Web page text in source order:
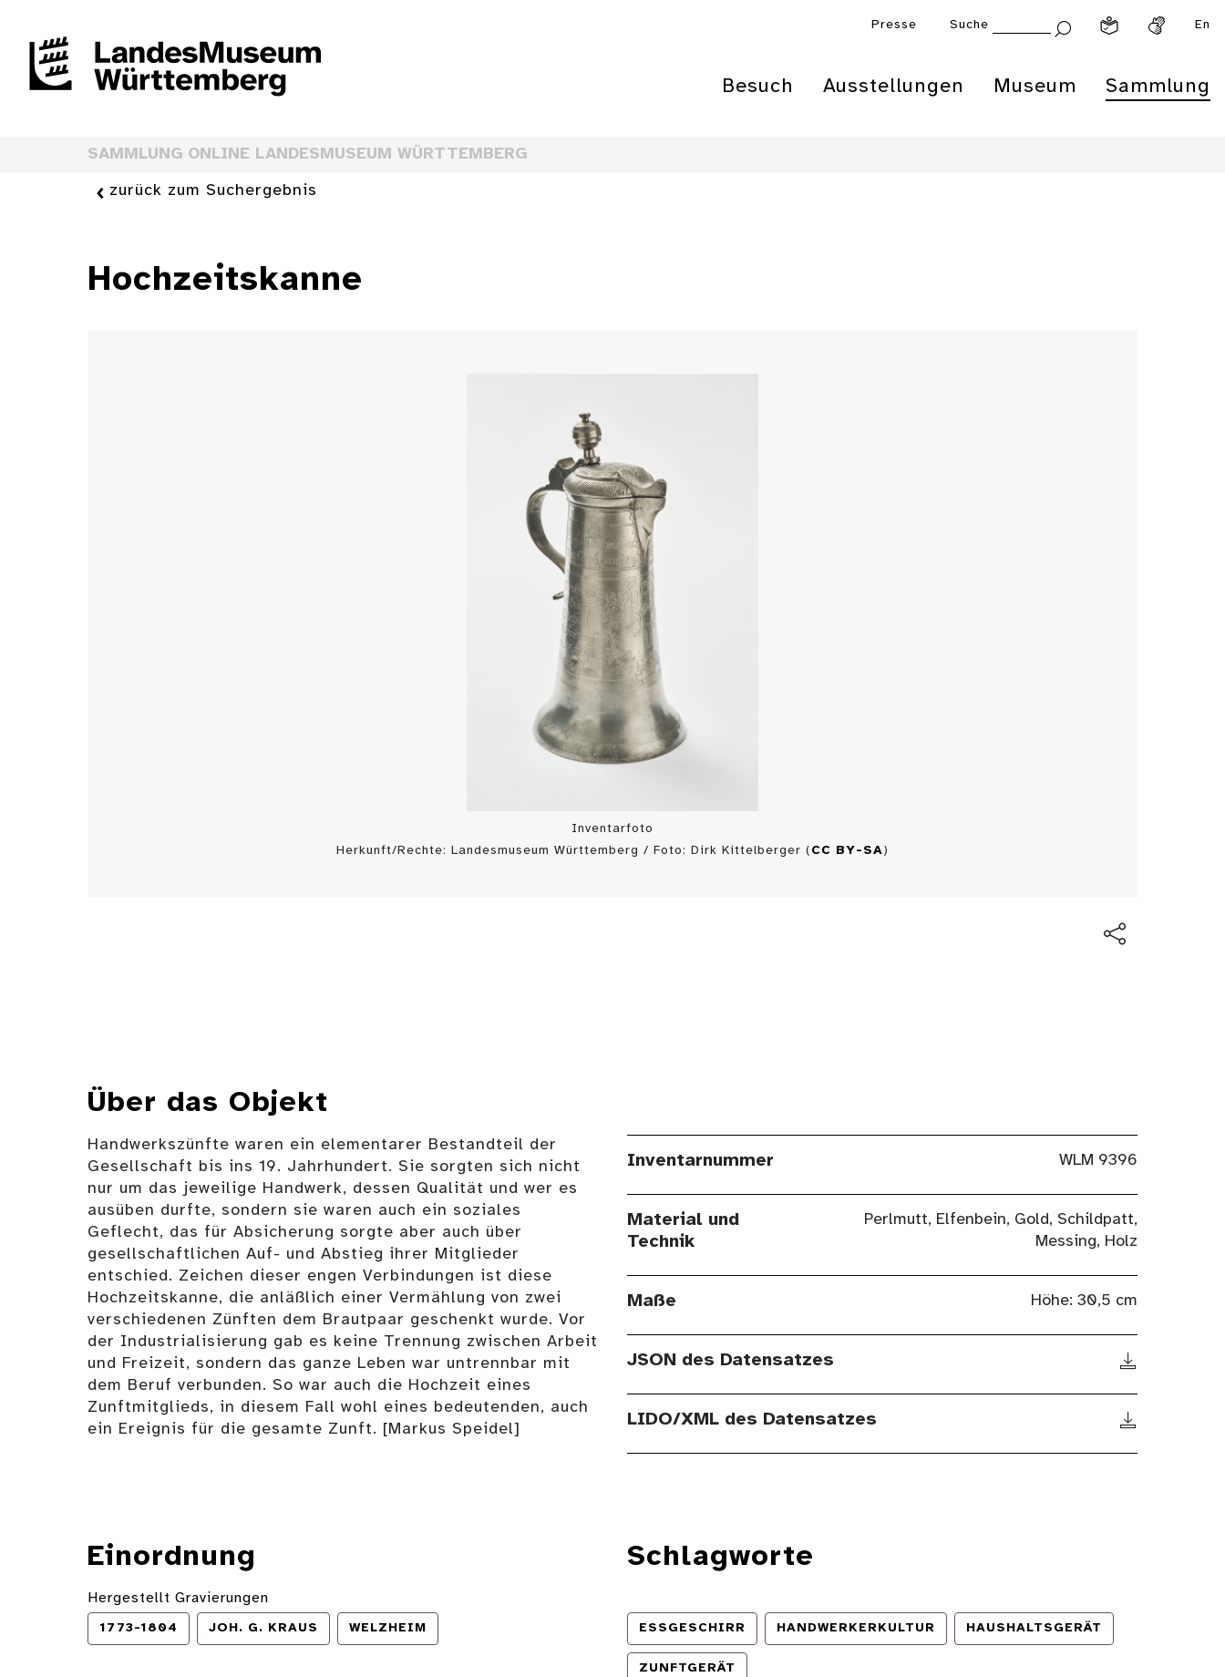
Presse Suche En
Besuch Ausstellungen Museum Sammlung
SAMMLUNG ONLINE LANDESMUSEUM WÜRTTEMBERG
zurück zum Suchergebnis
Hochzeitskanne
Inventarfoto
Herkunft/Rechte: Landesmuseum Württemberg / Foto: Dirk Kittelberger ( CC BY-SA)
Über das Objekt
Handwerkszünfte waren ein elementarer Bestandteil der
Gesellschaft bis ins 19. Jahrhundert. Sie sorgten sich nicht
nur um das jeweilige Handwerk, dessen Qualität und wer es
ausüben durfte, sondern sie waren auch ein soziales
Geflecht, das für Absicherung sorgte aber auch über
gesellschaftlichen Auf- und Abstieg ihrer Mitglieder
entschied. Zeichen dieser engen Verbindungen ist diese
Hochzeitskanne, die anläßlich einer Vermählung von zwei
verschiedenen Zünften dem Brautpaar geschenkt wurde. Vor
der Industrialisierung gab es keine Trennung zwischen Arbeit
und Freizeit, sondern das ganze Leben war untrennbar mit
dem Beruf verbunden. So war auch die Hochzeit eines
Zunftmitglieds, in diesem Fall wohl eines bedeutenden, auch
ein Ereignis für die gesamte Zunft. [Markus Speidel]
Inventarnummer WLM 9396
Material und
Technik
Perlmutt, Elfenbein, Gold, Schildpatt,
Messing, Holz
Maße Höhe: 30,5 cm
JSON des Datensatzes
LIDO/XML des Datensatzes
Einordnung
Hergestellt Gravierungen
1773-1804 JOH. G. KRAUS WELZHEIM
Schlagworte
ESSGESCHIRR HANDWERKERKULTUR HAUSHALTSGERÄT
ZUNFTGERÄT